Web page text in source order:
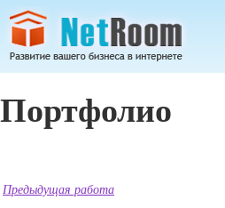
Портфолио
Предыдущая работа